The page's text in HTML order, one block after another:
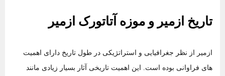
تاریخ ازمیر و موزه آتاتورک ازمیر
ازمیر از نظر جغرافیایی و استراتژیکی در طول تاریخ دارای اهمیت
های فراوانی بوده است. این اهمیت تاریخی آثار بسیار زیادی مانند